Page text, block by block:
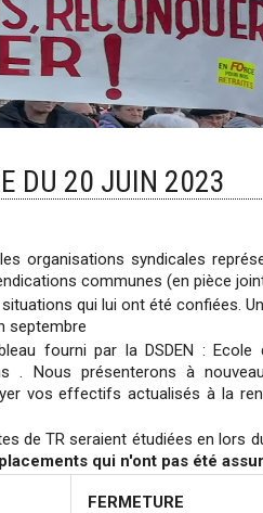
DU 20 JUIN 2023
organisations syndicales
communes (en pièce
qui lui ont été confiées.
septembre
fourni par la DSDEN : Ecole
. Nous présenterons à
vos effectifs actualisés à la
de TR seraient étudiées en lors
qui n'ont pas été
FERMETURE